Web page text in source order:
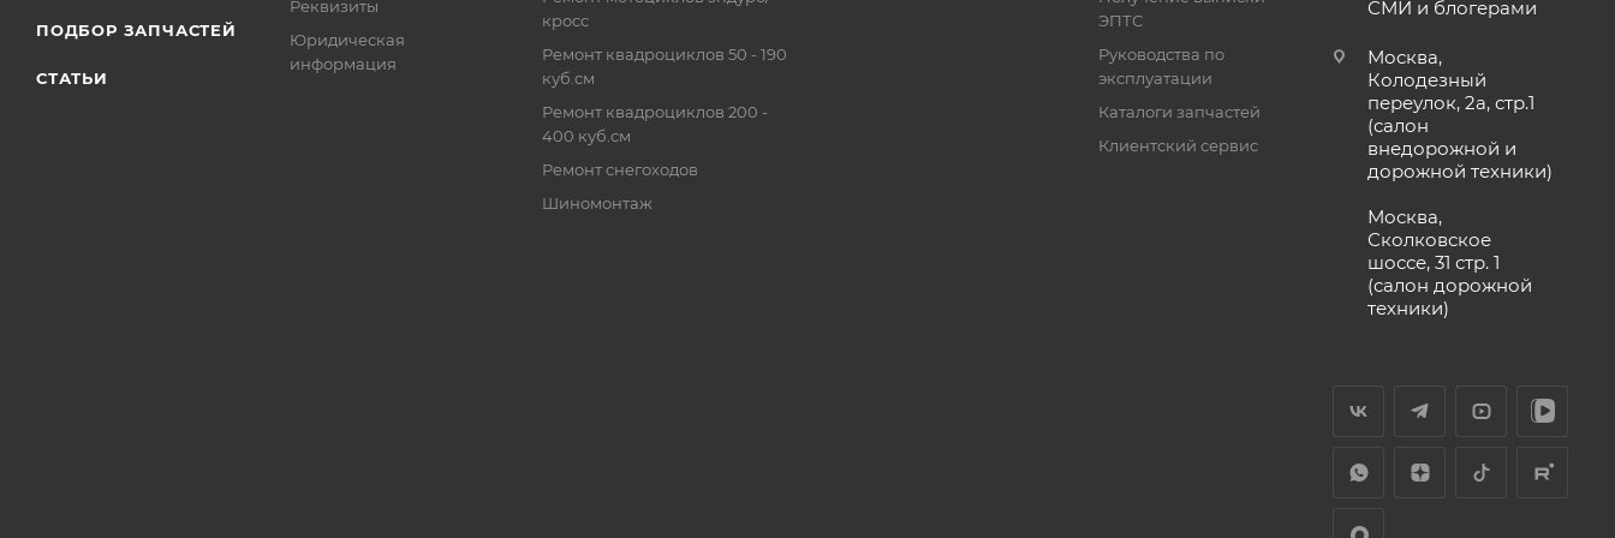
ПОДБОР ЗАПЧАСТЕЙ
СТАТЬИ
Реквизиты
Юридическая
информация
кросс
Ремонт квадроциклов 50 - 190
куб.см
Ремонт квадроциклов 200 -
400 куб.см
Ремонт снегоходов
Шиномонтаж
ЭПТС
Руководства по
эксплуатации
Каталоги запчастей
Клиентский сервис
СМИ и блогерами
Москва,
Колодезный
переулок, 2а, стр.1
(салон
внедорожной и
дорожной техники)
Москва,
Сколковское
шоссе, 31 стр. 1
(салон дорожной
техники)